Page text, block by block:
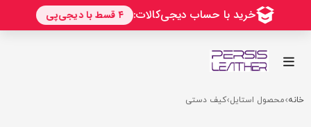
خانه محصول استایل کیف دستی